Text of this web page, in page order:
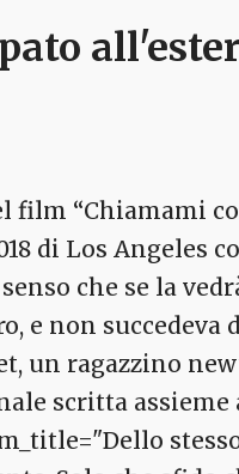
film “Chiamami
di Los Angeles
che se la
e non succedeva
un ragazzino
scritta assieme